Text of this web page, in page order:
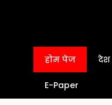
होम पेज देश
E-Paper